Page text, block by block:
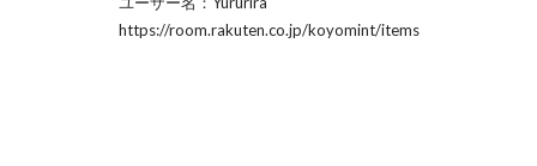
https://room.rakuten.co.jp/koyomint/items